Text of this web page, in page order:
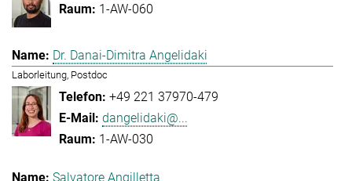
1-AW-060
Dr. Danai-Dimitra Angelidaki
Laborleitung, Postdoc
+49 221 37970-479
dangelidaki@...
1-AW-030
Salvatore Angilletta